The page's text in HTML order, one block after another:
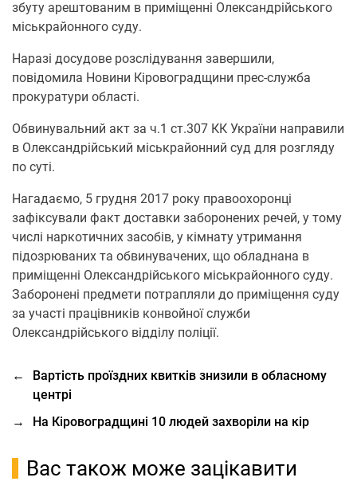
збуту арештованим в приміщенні Олександрійського
міськрайонного суду.
Наразі досудове розслідування завершили,
повідомила Новини Кіровоградщини прес-служба
прокуратури області.
Обвинувальний акт за ч.1 ст.307 КК України направили
в Олександрійський міськрайонний суд для розгляду
по суті.
Нагадаємо, 5 грудня 2017 року правоохоронці
зафіксували факт доставки заборонених речей, у тому
числі наркотичних засобів, у кімнату утримання
підозрюваних та обвинувачених, що обладнана в
приміщенні Олександрійського міськрайонного суду.
Заборонені предмети потрапляли до приміщення суду
за участі працівників конвойної служби
Олександрійського відділу поліції.
←
Вартість проїздних квитків знизили в обласному
центрі
→
На Кіровоградщині 10 людей захворіли на кір
Вас також може зацікавити